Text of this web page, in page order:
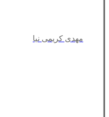
مهدی کریمی نیا